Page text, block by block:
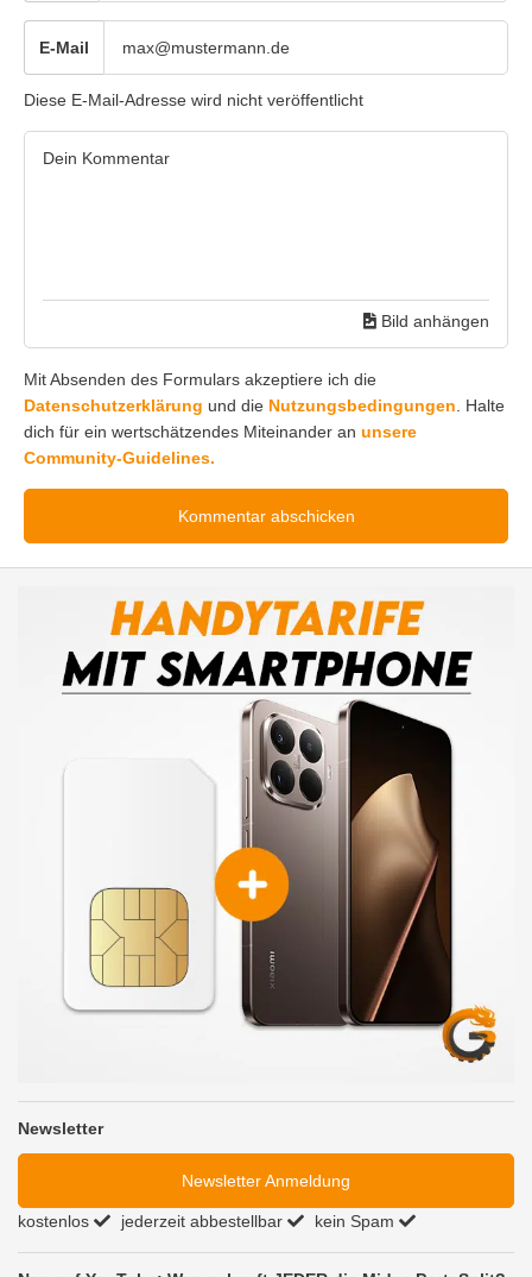
E-Mail
Diese E-Mail-Adresse wird nicht veröffentlicht
Bild anhängen
Mit Absenden des Formulars akzeptiere ich die
Datenschutzerklärung und die Nutzungsbedingungen. Halte
dich für ein wertschätzendes Miteinander an unsere
Community-Guidelines.
Newsletter
Newsletter Anmeldung
kostenlos jederzeit abbestellbar kein Spam